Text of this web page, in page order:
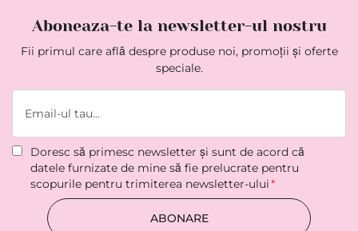
Aboneaza-te la newsletter-ul nostru
Fii primul care află despre produse noi, promoții și oferte
speciale.
Doresc să primesc newsletter şi sunt de acord că
datele furnizate de mine să fie prelucrate pentru
scopurile pentru trimiterea newsletter-ului
ABONARE